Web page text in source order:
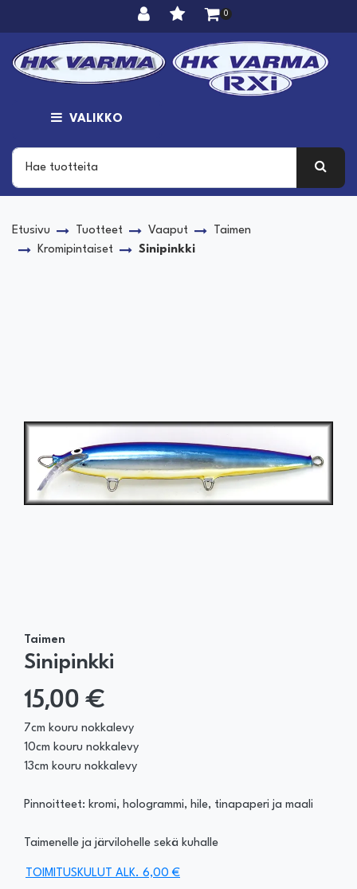
0
VALIKKO
Etusivu Tuotteet Vaaput
Taimen
Kromipintaiset
Sinipinkki
Taimen
Sinipinkki
15,00 €
7cm kouru nokkalevy
10cm kouru nokkalevy
13cm kouru nokkalevy
Pinnoitteet: kromi, hologrammi, hile, tinapaperi ja maali
Taimenelle ja järvilohelle sekä kuhalle
TOIMITUSKULUT ALK. 6,00 €